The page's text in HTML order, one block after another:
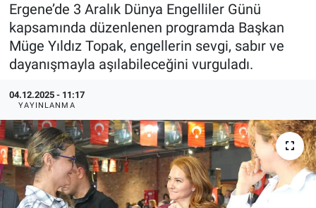
Ergene’de 3 Aralık Dünya Engelliler Günü
kapsamında düzenlenen programda Başkan
Müge Yıldız Topak, engellerin sevgi, sabır ve
dayanışmayla aşılabileceğini vurguladı.
04.12.2025 - 11:17
YAYINLANMA